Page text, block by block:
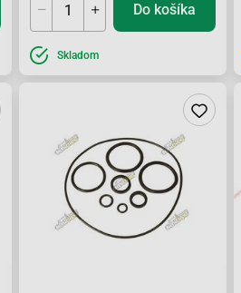
Do košíka
Skladom